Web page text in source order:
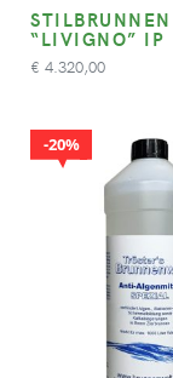
STILBRUNNEN
“LIVIGNO” IP
€ 4.320,00
20%